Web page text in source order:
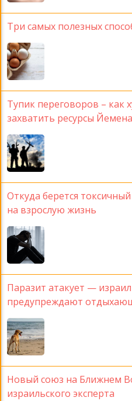
Три самых полезных
Тупик переговоров – как
захватить ресурсы Йемена
Откуда берется
на взрослую жизнь
Паразит атакует —
предупреждают
Новый союз на Ближнем
израильского эксперта